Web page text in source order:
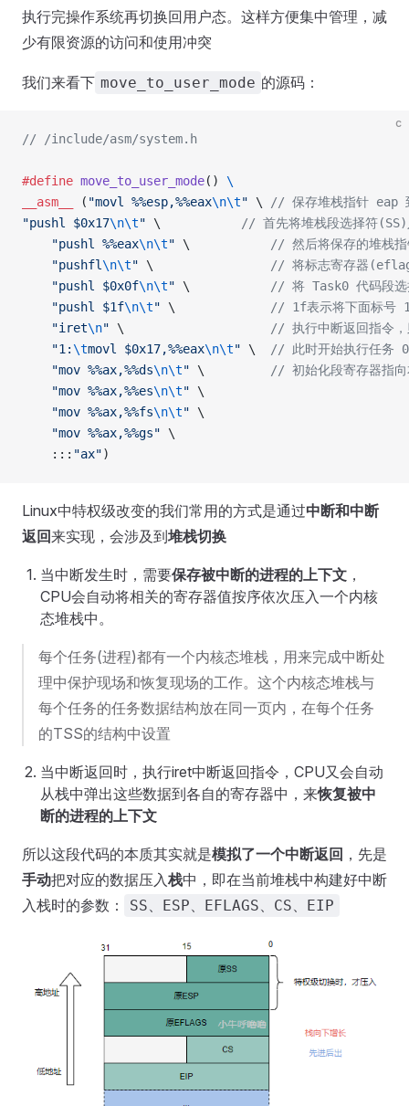
执行完操作系统再切换回用户态。这样方便集中管理，减
少有限资源的访问和使用冲突
我们来看下 move_to_user_mode 的源码：
c
// /include/asm/system.h
#define move_to_user_mode() \
__asm__
( "movl %%esp,%%eax\n\t" \ // 保存堆栈指针 eap
"pushl $0x17\n\t" \
// 首先将堆栈段选择符(SS)
    "
pushl %%eax\n\t" \
// 然后将保存的堆栈
    "
pushfl\n\t" \
// 将标志寄存器
    "
pushl $0x0f\n\t" \
// 将 Task0 代码段选
    "
pushl $1f\n\t" \
// 1f表示将下面标号
    "
iret\n" \
// 执行中断返回指令，
    "
1:\tmovl $0x17,%%eax\n\t" \
  // 此时开始执行任务 0
    "
mov %%ax,%%ds\n\t" \
// 初始化段寄存器指向
    "
mov %%ax,%%es\n\t" \
    "
mov %%ax,%%fs\n\t" \
    "
mov %%ax,%%gs" \
    :::
"ax")
Linux中特权级改变的我们常用的方式是通过中断和中断
返回来实现，会涉及到堆栈切换
当中断发生时，需要保存被中断的进程的上下文 ，
CPU会自动将相关的寄存器值按序依次压入一个内核
态堆栈中。
每个任务(进程)都有一个内核态堆栈，用来完成中断处
理中保护现场和恢复现场的工作。这个内核态堆栈与
每个任务的任务数据结构放在同一页内，在每个任务
的TSS的结构中设置
当中断返回时，执行iret中断返回指令，CPU又会自动
从栈中弹出这些数据到各自的寄存器中，来恢复被中
断的进程的上下文
所以这段代码的本质其实就是模拟了一个中断返回 ，先是
手动把对应的数据压入栈中，即在当前堆栈中构建好中断
入栈时的参数：
SS、ESP、EFLAGS、CS、EIP